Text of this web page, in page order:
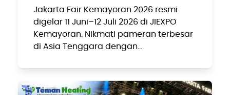
Jakarta Fair Kemayoran 2026 resmi
digelar 11 Juni–12 Juli 2026 di JIEXPO
Kemayoran. Nikmati pameran terbesar
di Asia Tenggara dengan…